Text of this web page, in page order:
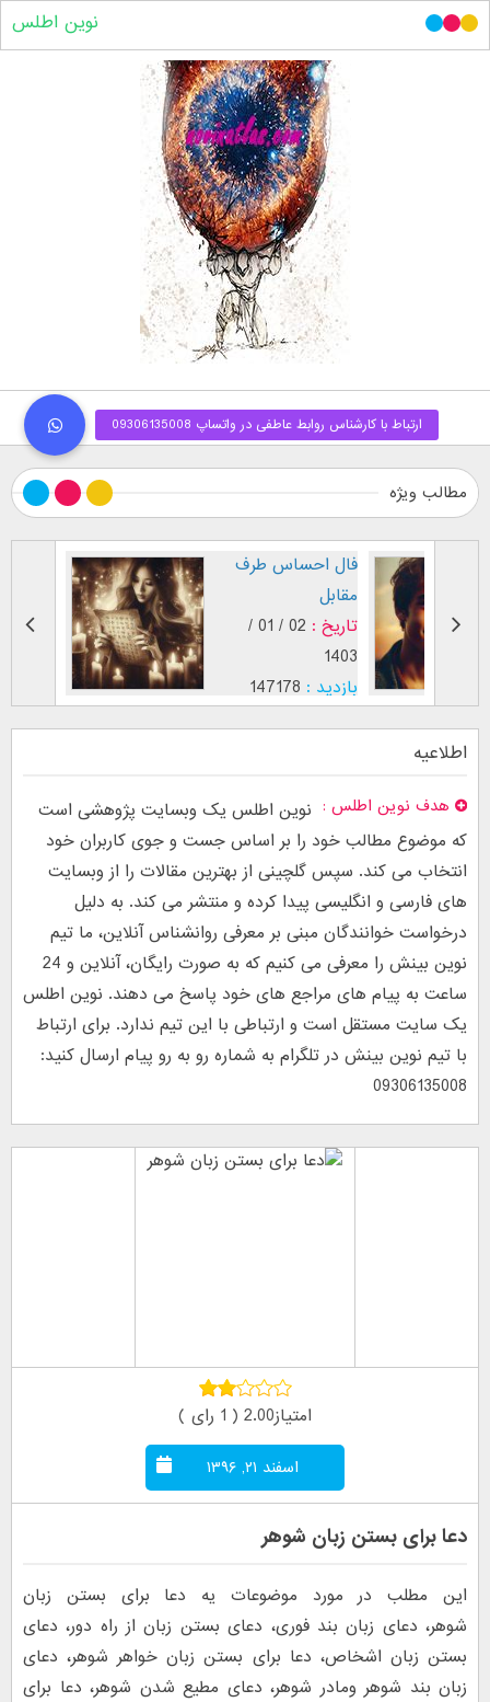
نوین اطلس
مطالب ویژه
تاریخ :
طرز نگاه پسر عاشق (
بر اساس [...]
تاریخ :
29 / 12 /
1402
بازدید : 26744
اطلاعیه
هدف نوین اطلس
نوین اطلس یک وبسایت پژوهشی است
که موضوع مطالب خود را بر اساس جست و جوی کاربران خود
انتخاب می کند. سپس گلچینی از بهترین مقالات را از وبسایت
های فارسی و انگلیسی پیدا کرده و منتشر می کند. به دلیل
درخواست خوانندگان مبنی بر معرفی روانشناس آنلاین، ما تیم
نوین بینش را معرفی می کنیم که به صورت رایگان، آنلاین و 24
ساعت به پیام های مراجع های خود پاسخ می دهند. نوین اطلس
یک سایت مستقل است و ارتباطی با این تیم ندارد. برای ارتباط
با تیم نوین بینش در تلگرام به شماره رو به رو پیام ارسال کنید:
09306135008
امتیاز2.00 ( 1 رای )
اسفند ۲۱, ۱۳۹۶
دعا برای بستن زبان شوهر
این مطلب در مورد موضوعات یه دعا برای بستن زبان
شوهر، دعای زبان بند فوری، دعای بستن زبان از راه دور، دعای
بستن زبان اشخاص، دعا برای بستن زبان خواهر شوهر، دعای
زبان بند شوهر ومادر شوهر، دعای مطیع شدن شوهر، دعا برای